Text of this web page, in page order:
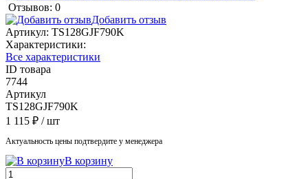
Отзывов: 0
Добавить отзыв
Артикул: TS128GJF790K
Характеристики:
Все характеристики
ID товара
7744
Артикул
TS128GJF790K
1 115 ₽ / шт
Актуальность цены подтвердите у менеджера
В корзину